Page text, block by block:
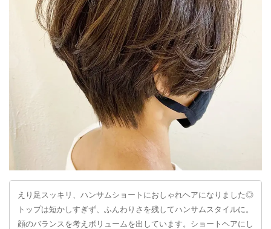
えり足スッキリ‪、ハンサムショートにおしゃれヘアになりました◎
トップは短かしすぎず、ふんわりさを残してハンサムスタイルに。
顔のバランスを考えボリュームを出しています。ショートヘアにし